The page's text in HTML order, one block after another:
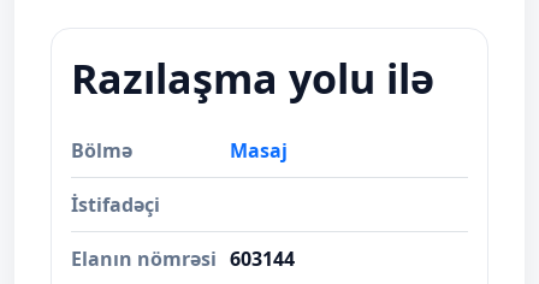
Razılaşma yolu ilə
Bölmə Masaj
İstifadəçi
Elanın nömrəsi 603144